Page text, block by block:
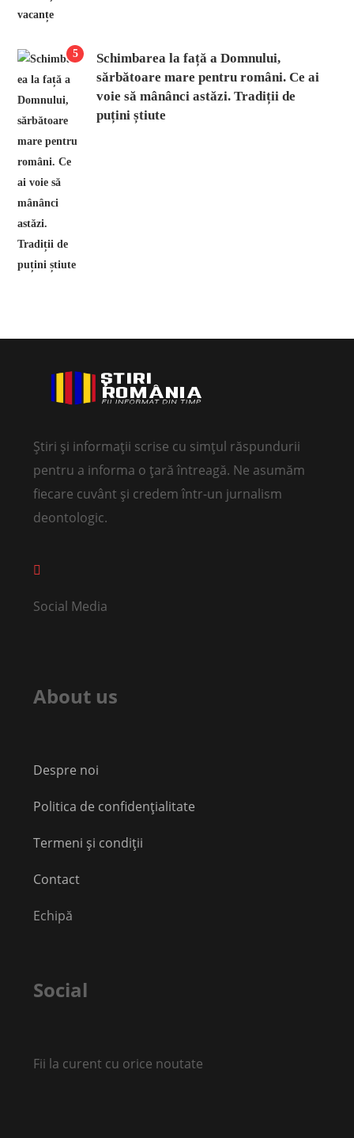
5
Schimbarea la față a Domnului,
sărbătoare mare pentru români. Ce ai
voie să mânânci astăzi. Tradiții de
puțini știute
Știri și informații scrise cu simțul răspundurii
pentru a informa o țară întreagă. Ne asumăm
fiecare cuvânt și credem într-un jurnalism
deontologic.
Social Media
About us
Despre noi
Politica de confidențialitate
Termeni și condiții
Contact
Echipă
Social
Fii la curent cu orice noutate